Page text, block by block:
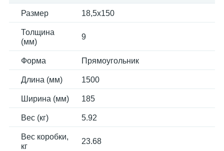
Размер 18,5x150
Толщина
(мм)
9
Форма Прямоугольник
Длина (мм) 1500
Ширина (мм) 185
Вес (кг) 5.92
Вес коробки,
кг
23.68